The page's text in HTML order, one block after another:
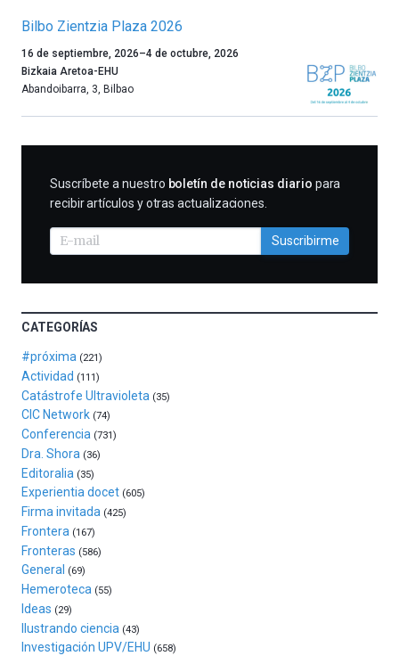
Bilbo Zientzia Plaza 2026
Un
año
más,
celebración
la
edición
Bilbo
Zientzia
Plaza
(BZP),
un
que
llenará
la
ciudad
de
monólogos,
exposiciones,
conferencias,
docufórums
y
espectáculos
16 de septiembre, 2026–4 de octubre, 2026
Bizkaia Aretoa-EHU
Abandoibarra, 3 Bilbao
SUSCRIBIRME
Suscríbete a nuestro boletín de noticias diario para
recibir artículos y otras actualizaciones.
Suscribirme
CATEGORÍAS
#próxima (221)
Actividad (111)
Catástrofe Ultravioleta (35)
CIC Network (74)
Conferencia (731)
Dra. Shora (36)
Editoralia (35)
Experientia docet (605)
Firma invitada (425)
Frontera (167)
Fronteras (586)
General (69)
Hemeroteca (55)
Ideas (29)
Ilustrando ciencia (43)
Investigación UPV/EHU (658)